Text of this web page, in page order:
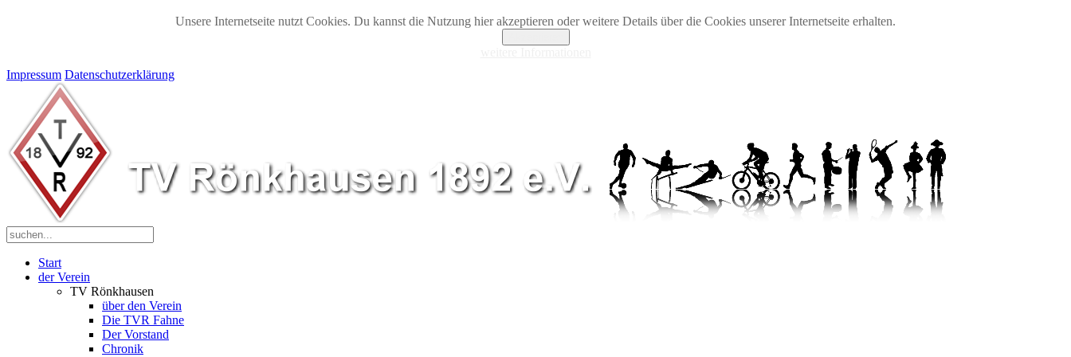
Unsere Internetseite nutzt Cookies. Du kannst die Nutzung hier akzeptieren oder weitere Details über die Cookies unserer Internetseite erhalten.
Impressum Datenschutzerklärung
Start
der Verein
TV Rönkhausen
über den Verein
Die TVR Fahne
Der Vorstand
Chronik